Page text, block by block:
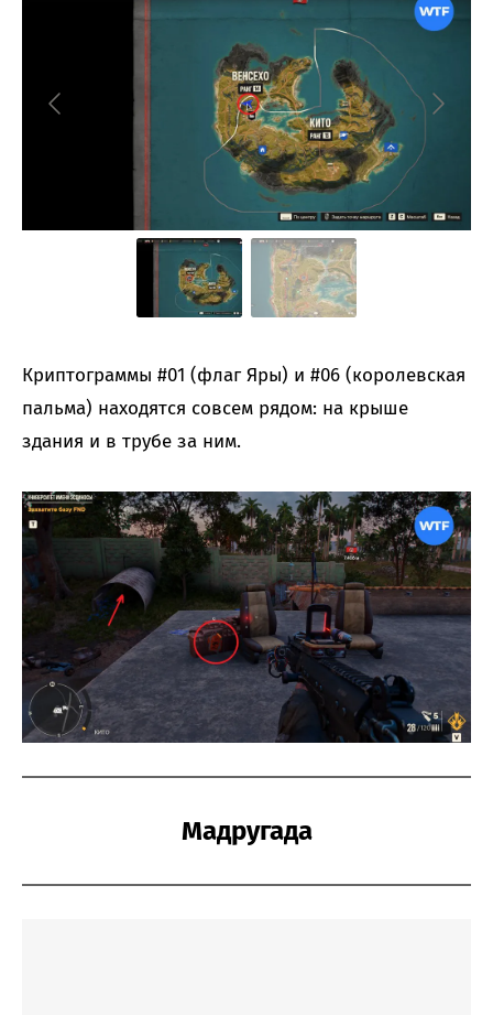
Криптограммы #01 (флаг Яры) и #06 (королевская
пальма) находятся совсем рядом: на крыше
здания и в трубе за ним.
Мадругада